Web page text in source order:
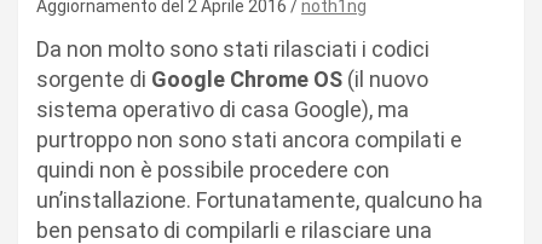
Aggiornamento del 2 Aprile 2016 noth1ng
Da non molto sono stati rilasciati i codici
sorgente di Google Chrome OS (il nuovo
sistema operativo di casa Google), ma
purtroppo non sono stati ancora compilati e
quindi non è possibile procedere con
un’installazione. Fortunatamente, qualcuno ha
ben pensato di compilarli e rilasciare una